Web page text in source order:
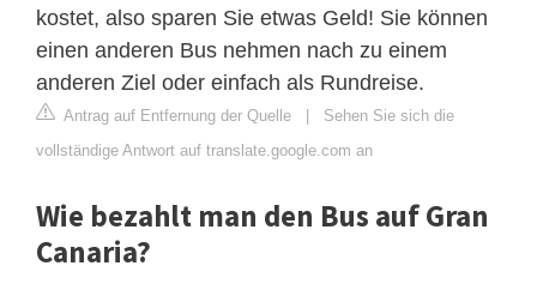
kostet, also sparen Sie etwas Geld! Sie können
einen anderen Bus nehmen nach zu einem
anderen Ziel oder einfach als Rundreise.
Antrag auf Entfernung der Quelle
Sehen Sie sich die
vollständige Antwort auf translate.google.com an
Wie bezahlt man den Bus auf Gran
Canaria?